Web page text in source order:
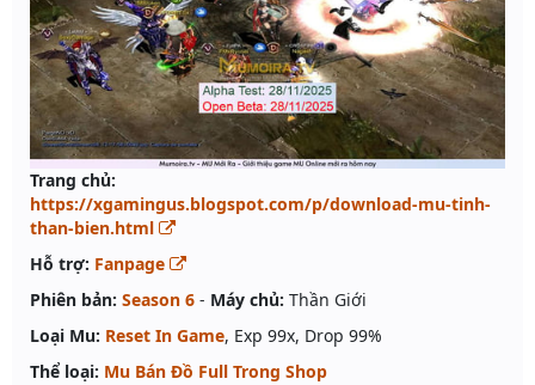
Trang chủ:
https://xgamingus.blogspot.com/p/download-mu-tinh-
than-bien.html
Hỗ trợ: Fanpage
Phiên bản: Season 6 - Máy chủ: Thần Giới
Loại Mu: Reset In Game, Exp 99x, Drop 99%
Thể loại: Mu Bán Đồ Full Trong Shop